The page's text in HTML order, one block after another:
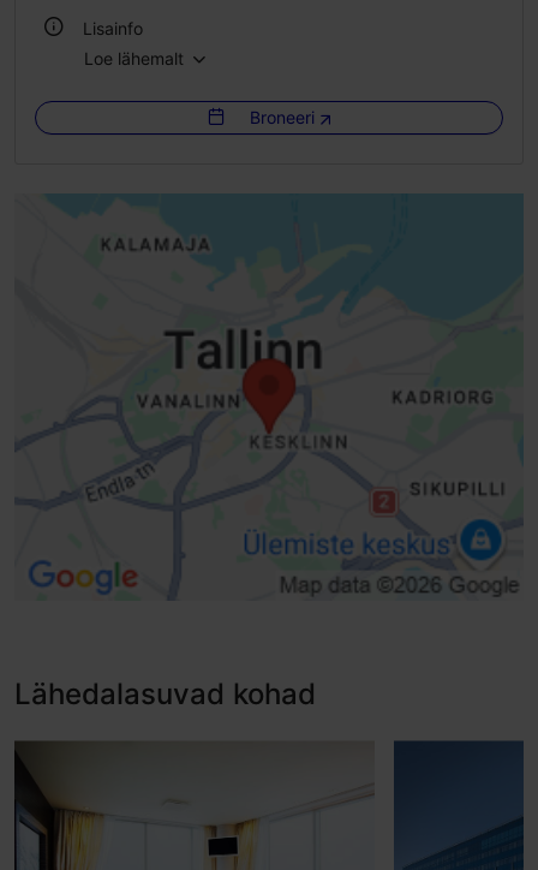
Lisainfo
Green key
Loe lähemalt
Broneeri
Lähedalasuvad kohad